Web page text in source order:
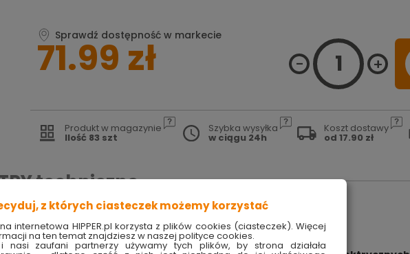
Sprawdź dostępność w markecie
71.99 zł
Produkt w magazynie
Ilość 83 szt
Szybka wysyłka
w ciągu 24h
Koszt dostawy
od 17.90 zł
techniczne
18/75 szara AKS Zielonka
z których ciasteczek możemy korzystać
internetowa HIPPER.pl korzysta z plików cookies (ciasteczek). Więcej
na ten temat znajdziesz w naszej polityce cookies.
nasi zaufani partnerzy używamy tych plików, by strona działała